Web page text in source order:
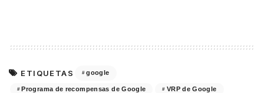
ETIQUETAS google
Programa de recompensas de Google VRP de Google